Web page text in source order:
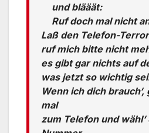
und blääät:
Ruf doch mal nicht
Laß den Telefon-Terror
ruf mich bitte nicht
es gibt gar nichts auf
was jetzt so wichtig
Wenn ich dich
mal
zum Telefon und wähl‘